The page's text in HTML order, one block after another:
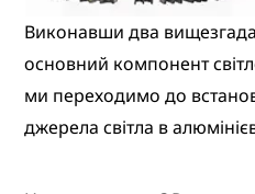
Виконавши два
основний компонент
ми переходимо до
джерела світла в